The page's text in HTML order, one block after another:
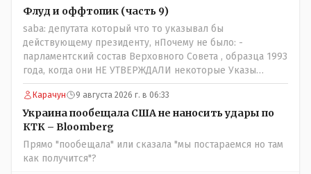
Флуд и оффтопик (часть 9)
saba: депутата который что то указывал бы
действующему президенту, нПочему не было: -
парламентский состав Верховного Совета , образца 1993
года, когда они НЕ УТВЕРЖДАЛИ некоторые Указы
Назарбаева, особенно в части выборов и перевыборов и
некоторых вопросах внутренней политики, и тогда
Назарбай волевым Указом РАСПУСТИЛ этот бунтарский
состав. Имя - Серикболсын Абдильдин вам знакомо -
юывший секретарь ЦК КП Казахстана , впоследствии -
депутат Верховного Совета и Мажлиса и Председатель
партии коммунстов- он в то время и после и причём
Карачун 9 августа 2026 г. в 06:33
Украина пообещала США не наносить удары по
КТК – Bloomberg
Прямо "пообещала" или сказала "мы постараемся но там
как получится"?